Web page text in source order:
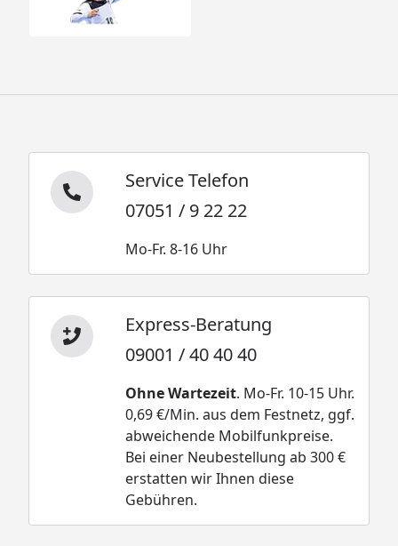
Service Telefon
07051 / 9 22 22
Mo-Fr. 8-16 Uhr
Express-Beratung
09001 / 40 40 40
Ohne Wartezeit. Mo-Fr. 10-15 Uhr.
0,69 €/Min. aus dem Festnetz, ggf.
abweichende Mobilfunkpreise.
Bei einer Neubestellung ab 300 €
erstatten wir Ihnen diese
Gebühren.